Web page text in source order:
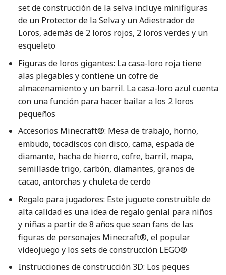
set de construcción de la selva incluye minifiguras
de un Protector de la Selva y un Adiestrador de
Loros, además de 2 loros rojos, 2 loros verdes y un
esqueleto
Figuras de loros gigantes: La casa-loro roja tiene
alas plegables y contiene un cofre de
almacenamiento y un barril. La casa-loro azul cuenta
con una función para hacer bailar a los 2 loros
pequeños
Accesorios Minecraft®: Mesa de trabajo, horno,
embudo, tocadiscos con disco, cama, espada de
diamante, hacha de hierro, cofre, barril, mapa,
semillasde trigo, carbón, diamantes, granos de
cacao, antorchas y chuleta de cerdo
Regalo para jugadores: Este juguete construible de
alta calidad es una idea de regalo genial para niños
y niñas a partir de 8 años que sean fans de las
figuras de personajes Minecraft®, el popular
videojuego y los sets de construcción LEGO®
Instrucciones de construcción 3D: Los peques